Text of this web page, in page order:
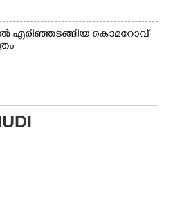
​എ​രി​ഞ്ഞ​ട​ങ്ങിയ കൊ​മ​റോ​വ്